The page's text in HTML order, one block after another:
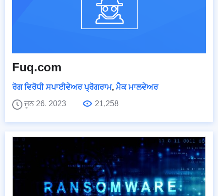
Fuq.com
ਰੋਗ ਵਿਰੋਧੀ ਸਪਾਈਵੇਅਰ ਪ੍ਰੋਗਰਾਮ, ਮੈਕ ਮਾਲਵੇਅਰ
ਜੂਨ 26, 2023
21,258